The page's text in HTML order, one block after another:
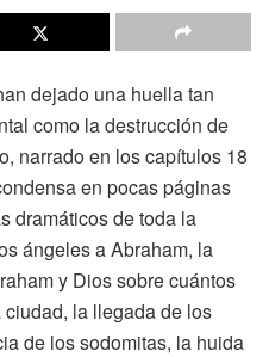
dejado una huella tan
como la destrucción de
narrado en los capítulos 18
en pocas páginas
dramáticos de toda la
ángeles a Abraham, la
y Dios sobre cuántos
la llegada de los
de los sodomitas, la huida